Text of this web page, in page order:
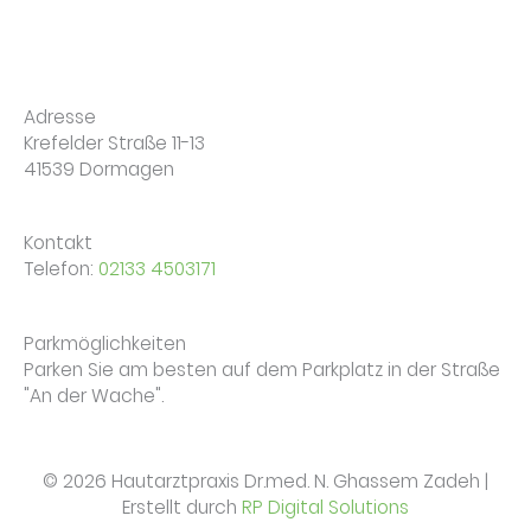
Adresse
Krefelder Straße 11-13
41539 Dormagen
Kontakt
Telefon: 02133 4503171
Parkmöglichkeiten
Parken Sie am besten auf dem Parkplatz in der Straße
"An der Wache".
© 2026 Hautarztpraxis Dr.med. N. Ghassem Zadeh |
Erstellt durch RP Digital Solutions